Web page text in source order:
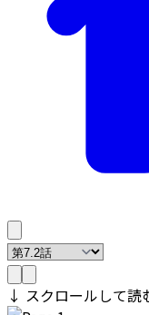
↓ スクロールして読